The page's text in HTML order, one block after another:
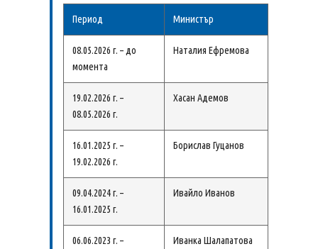
Период Министър
08.05.2026 г. – до
момента
Наталия Ефремова
19.02.2026 г. –
08.05.2026 г.
Хасан Адемов
16.01.2025 г. –
19.02.2026 г.
Борислав Гуцанов
09.04.2024 г. –
16.01.2025 г.
Ивайло Иванов
06.06.2023 г. –
Иванка Шалапатова